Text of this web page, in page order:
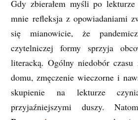
Gdy zbierałem myśli po lekturze
mnie refleksja z opowiadaniami
się mianowicie, że
czytelniczej formy sprzyja
literacką. Ogólny niedobór
domu, zmęczenie wieczorne i
skupienie na lekturze
przyjaźniejszymi duszy.